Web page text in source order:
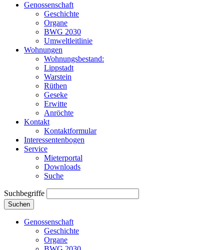
Genossenschaft
Geschichte
Organe
BWG 2030
Umweltleitlinie
Wohnungen
Wohnungsbestand:
Lippstadt
Warstein
Rüthen
Geseke
Erwitte
Anröchte
Kontakt
Kontaktformular
Interessentenbogen
Service
Mieterportal
Downloads
Suche
Suchbegriffe
Suchen
Genossenschaft
Geschichte
Organe